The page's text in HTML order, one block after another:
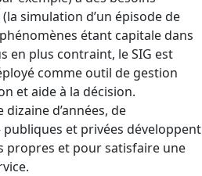
simulation d’un épisode de
étant capitale dans
en plus contraint, le SIG est
comme outil de gestion
et aide à la décision.
d’années, de
et privées développent
propres et pour satisfaire une